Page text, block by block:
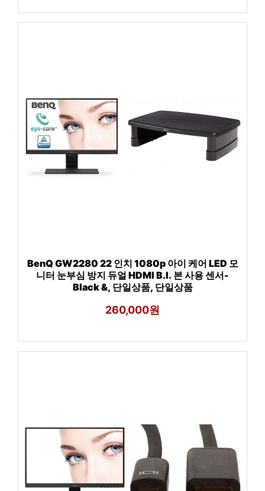
BenQ GW2280 22 인치 1080p 아이 케어 LED 모
니터 눈부심 방지 듀얼 HDMI B.I. 본 사용 센서-
Black &, 단일상품, 단일상품
260,000원